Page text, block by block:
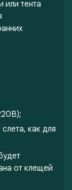
или тента
как для
от клещей